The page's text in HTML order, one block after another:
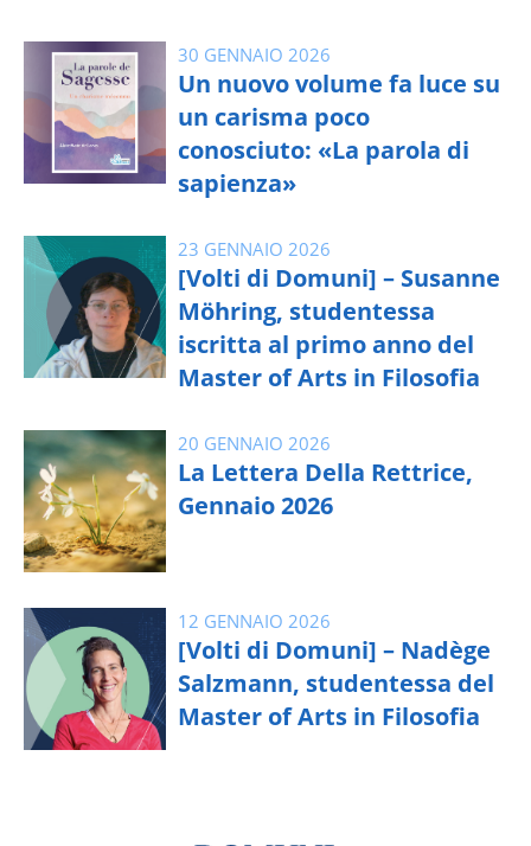
30 GENNAIO 2026
Un nuovo volume fa luce su
un carisma poco
conosciuto: «La parola di
sapienza»
23 GENNAIO 2026
[Volti di Domuni] – Susanne
Möhring, studentessa
iscritta al primo anno del
Master of Arts in Filosofia
20 GENNAIO 2026
La Lettera Della Rettrice,
Gennaio 2026
12 GENNAIO 2026
[Volti di Domuni] – Nadège
Salzmann, studentessa del
Master of Arts in Filosofia